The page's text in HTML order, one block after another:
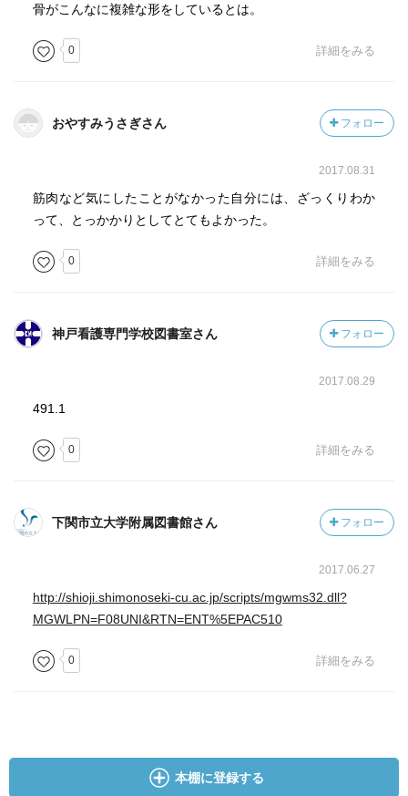
骨がこんなに複雑な形をしているとは。
0 詳細をみる
おやすみうさぎさん フォロー
2017.08.31
筋肉など気にしたことがなかった自分には、ざっくりわか
って、とっかかりとしてとてもよかった。
0 詳細をみる
神戸看護専門学校図書室さん フォロー
2017.08.29
491.1
0 詳細をみる
下関市立大学附属図書館さん フォロー
2017.06.27
http://shioji.shimonoseki-cu.ac.jp/scripts/mgwms32.dll?
MGWLPN=F08UNI&RTN=ENT%5EPAC510
0 詳細をみる
本棚に登録する